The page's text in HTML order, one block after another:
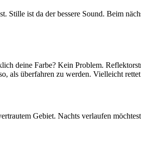
Stille ist da der bessere Sound. Beim
deine Farbe? Kein Problem.
als überfahren zu werden. Vielleicht
Gebiet. Nachts verlaufen